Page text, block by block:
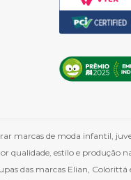
marcas de moda infantil,
qualidade, estilo e produção
das marcas Elian, Colorittá